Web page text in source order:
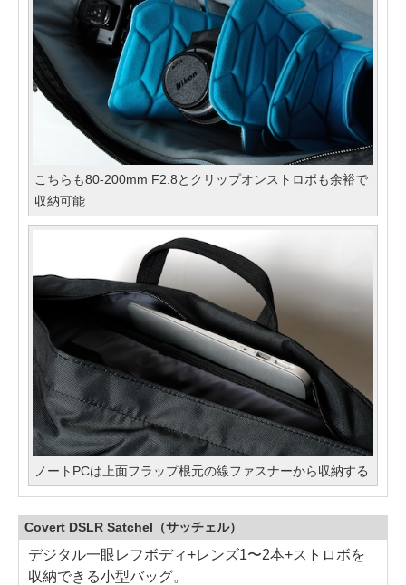
こちらも80-200mm F2.8とクリップオンストロボも余裕で
収納可能
ノートPCは上面フラップ根元の線ファスナーから収納する
Covert DSLR Satchel（サッチェル）
デジタル一眼レフボディ+レンズ1〜2本+ストロボを
収納できる小型バッグ。